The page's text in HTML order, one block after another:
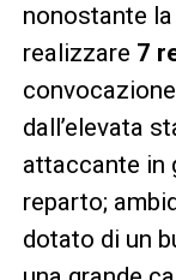
nonostante
realizzare 7
dall’elevata
attaccante in
reparto;
dotato di un